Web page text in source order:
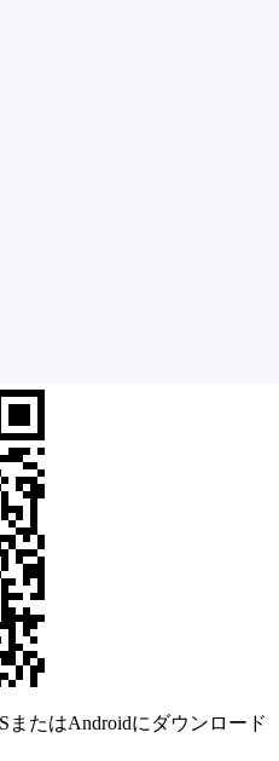
たはAndroidにダウンロード